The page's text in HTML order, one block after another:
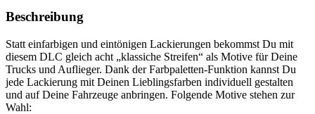
Beschreibung
Statt einfarbigen und eintönigen Lackierungen bekommst Du mit
diesem DLC gleich acht „klassiche Streifen“ als Motive für Deine
Trucks und Auflieger. Dank der Farbpaletten-Funktion kannst Du
jede Lackierung mit Deinen Lieblingsfarben individuell gestalten
und auf Deine Fahrzeuge anbringen. Folgende Motive stehen zur
Wahl: